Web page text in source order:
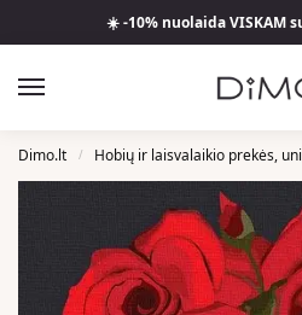
☀️ -10% nuolaida VISKAM
Dimo.lt / Hobių ir laisvalaikio prekės,